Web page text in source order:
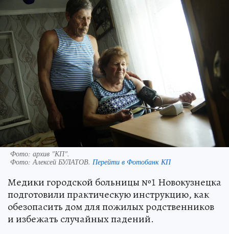
Фото: архив "КП".
Фото:Алексей БУЛАТОВ. Перейти в Фотобанк КП
Медики городской больницы №1 Новокузнецка
подготовили практическую инструкцию, как
обезопасить дом для пожилых родственников
и избежать случайных падений.